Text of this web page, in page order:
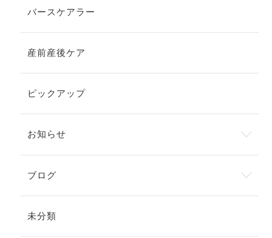
バースケアラー
産前産後ケア
ピックアップ
お知らせ
ブログ
未分類